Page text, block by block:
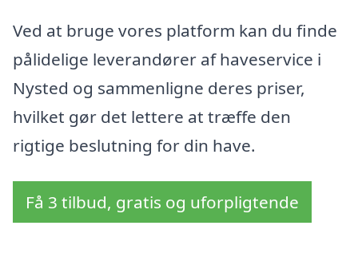
Ved at bruge vores platform kan du finde
pålidelige leverandører af haveservice i
Nysted og sammenligne deres priser,
hvilket gør det lettere at træffe den
rigtige beslutning for din have.
Få 3 tilbud, gratis og uforpligtende